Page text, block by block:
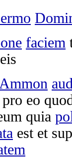
faciem
Ammon
pro eo
quia
est et